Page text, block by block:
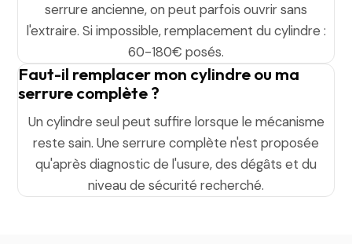
serrure ancienne, on peut parfois ouvrir sans
l'extraire. Si impossible, remplacement du cylindre :
60-180€ posés.
Faut-il remplacer mon cylindre ou ma
serrure complète ?
Un cylindre seul peut suffire lorsque le mécanisme
reste sain. Une serrure complète n'est proposée
qu'après diagnostic de l'usure, des dégâts et du
niveau de sécurité recherché.